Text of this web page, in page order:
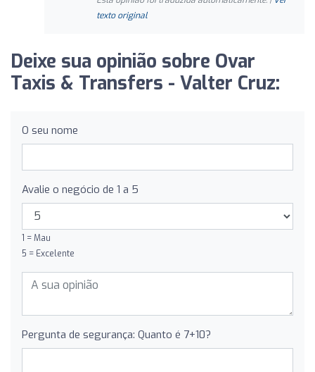
texto original
Deixe sua opinião sobre Ovar
Taxis & Transfers - Valter Cruz:
O seu nome
Avalie o negócio de 1 a 5
1 = Mau
5 = Excelente
Pergunta de segurança: Quanto é 7+10?